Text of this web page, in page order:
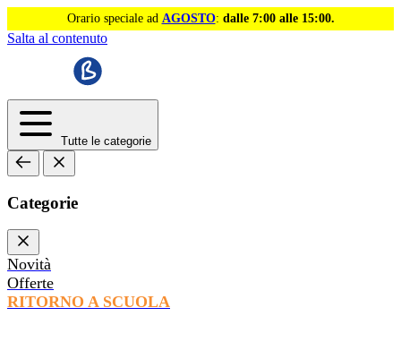
Orario speciale ad AGOSTO: dalle 7:00 alle 15:00.
Salta al contenuto
Tutte le categorie
Categorie
Novità
Offerte
RITORNO A SCUOLA